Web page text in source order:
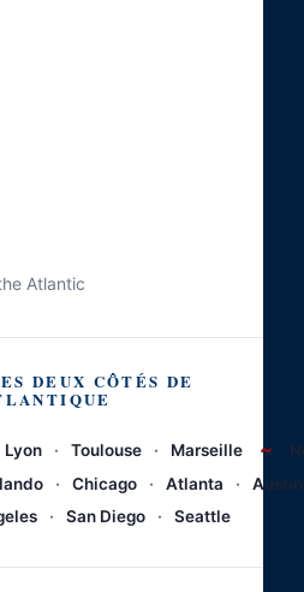
Atlantic
DEUX CÔTÉS DE
Lyon · Toulouse · Marseille ~
· Chicago · Atlanta ·
Austin
· San Diego · Seattle